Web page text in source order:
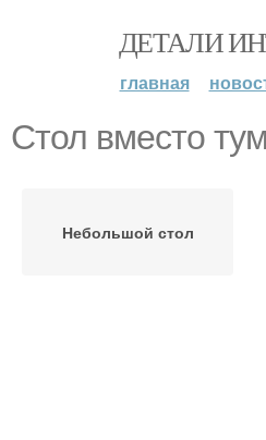
ДЕТАЛИ
главная
Стол вместо
Небольшой стол